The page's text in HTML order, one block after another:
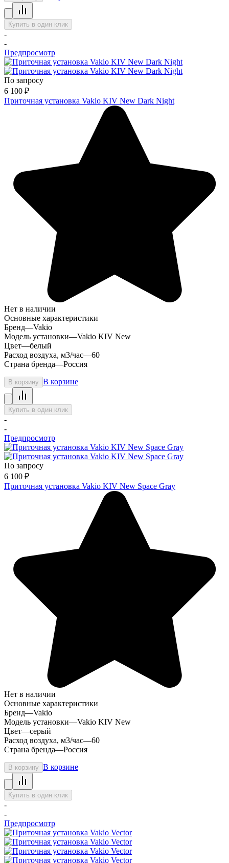
Купить в один клик
-
-
Предпросмотр
По запросу
6 100 ₽
Приточная установка Vakio KIV New Dark Night
Нет в наличии
Основные характеристики
Бренд—Vakio
Модель установки—Vakio KIV New
Цвет—белый
Расход воздуха, м3/час—60
Страна бренда—Россия
В корзину В корзине
Купить в один клик
-
-
Предпросмотр
По запросу
6 100 ₽
Приточная установка Vakio KIV New Space Gray
Нет в наличии
Основные характеристики
Бренд—Vakio
Модель установки—Vakio KIV New
Цвет—серый
Расход воздуха, м3/час—60
Страна бренда—Россия
В корзину В корзине
Купить в один клик
-
-
Предпросмотр